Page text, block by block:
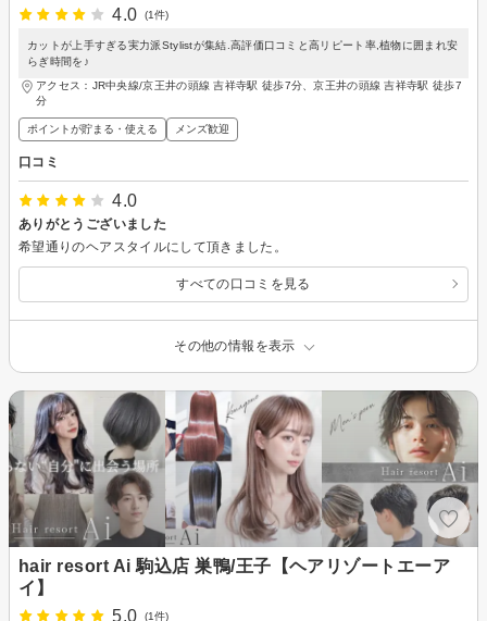
4.0
(1件)
カットが上手すぎる実力派Stylistが集結.高評価口コミと高リピート率,植物に囲まれ安
らぎ時間を♪
アクセス：JR中央線/京王井の頭線 吉祥寺駅 徒歩7分、京王井の頭線 吉祥寺駅 徒歩7
分
ポイントが貯まる・使える メンズ歓迎
口コミ
4.0
ありがとうございました
希望通りのヘアスタイルにして頂きました。
すべての口コミを見る
その他の情報を表示
hair resort Ai 駒込店 巣鴨/王子【ヘアリゾートエーア
イ】
5.0
(1件)